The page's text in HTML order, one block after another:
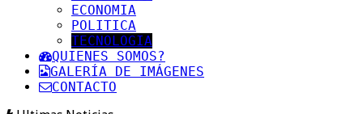
ECONOMIA
POLITICA
TECNOLOGIA
QUIENES SOMOS?
GALERÍA DE IMÁGENES
CONTACTO